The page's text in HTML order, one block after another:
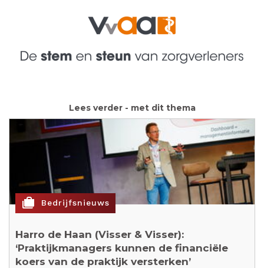
Lees verder - met dit thema
cases Bedrijfsnieuws
Harro de Haan (Visser & Visser):
‘Praktijkmanagers kunnen de financiële
koers van de praktijk versterken’